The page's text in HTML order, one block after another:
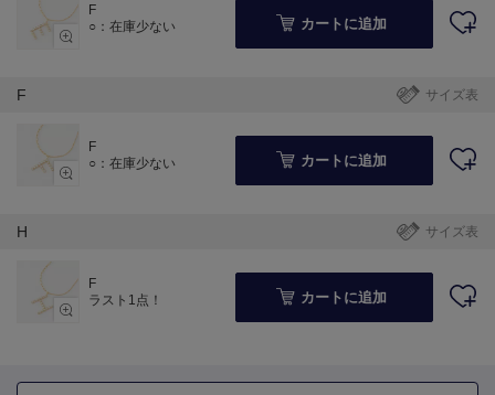
F
○：在庫少ない
カートに追加
サイズ表
F
F
○：在庫少ない
カートに追加
サイズ表
H
F
ラスト1点！
カートに追加